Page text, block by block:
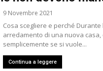
9 Novembre 2021
Cosa scegliere e perché Durante
arredamento di una nuova casa,
semplicemente se si vuole...
Continua a leggere